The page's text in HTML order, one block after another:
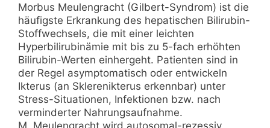
Morbus Meulengracht (Gilbert-Syndrom) ist die
häufigste Erkrankung des hepatischen Bilirubin-
Stoffwechsels, die mit einer leichten
Hyperbilirubinämie mit bis zu 5-fach erhöhten
Bilirubin-Werten einhergeht. Patienten sind in
der Regel asymptomatisch oder entwickeln
Ikterus (an Sklerenikterus erkennbar) unter
Stress-Situationen, Infektionen bzw. nach
verminderter Nahrungsaufnahme.
M. Meulengracht wird autosomal-rezessiv